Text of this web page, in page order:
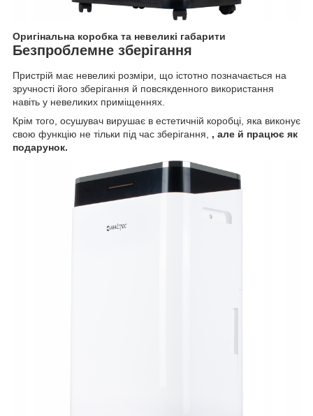
Оригінальна коробка та невеликі габарити
Безпроблемне зберігання
Пристрій має невеликі розміри, що істотно позначається на
зручності його зберігання й повсякденного використання
навіть у невеликих приміщеннях.
Крім того, осушувач вирушає в естетичній коробці, яка виконує
свою функцію не тільки під час зберігання, , але й працює як
подарунок.